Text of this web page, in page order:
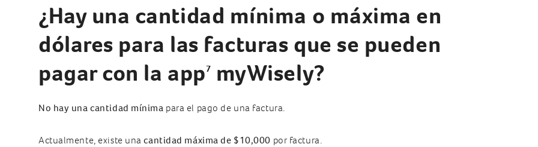
¿Hay una cantidad mínima o máxima en
dólares para las facturas que se pueden
pagar con la app7 myWisely?
No hay una cantidad mínima para el pago de una factura.
Actualmente, existe unacantidad máxima de $10,000 por factura.